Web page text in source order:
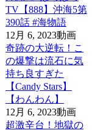
TV【888】沖海5第
390話 #海物語
12月 6, 2023動画
奇跡の大逆転！こ
の爆撃は流石に気
持ち良すぎた
【Candy Stars】
【わんわん】
12月 6, 2023動画
超激辛台！地獄の